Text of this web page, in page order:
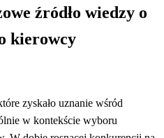
źródło wiedzy o
kierowcy
zyskało uznanie wśród
w kontekście wyboru